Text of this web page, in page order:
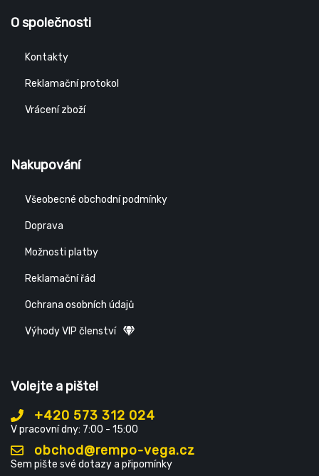
O společnosti
Kontakty
Reklamační protokol
Vrácení zboží
Nakupování
Všeobecné obchodní podmínky
Doprava
Možnosti platby
Reklamační řád
Ochrana osobních údajů
Výhody VIP členství
Volejte a pište!
+420 573 312 024
V pracovní dny: 7:00 - 15:00
obchod@rempo-vega.cz
Sem pište své dotazy a připomínky